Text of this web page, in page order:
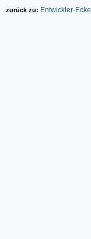
zurück zu: Entwickler-Ecke